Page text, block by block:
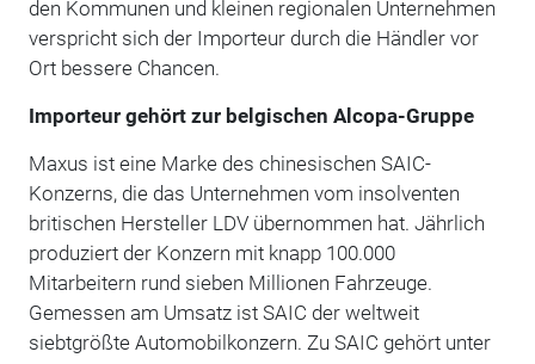
den Kommunen und kleinen regionalen Unternehmen
verspricht sich der Importeur durch die Händler vor
Ort bessere Chancen.
Importeur gehört zur belgischen Alcopa-Gruppe
Maxus ist eine Marke des chinesischen SAIC-
Konzerns, die das Unternehmen vom insolventen
britischen Hersteller LDV übernommen hat. Jährlich
produziert der Konzern mit knapp 100.000
Mitarbeitern rund sieben Millionen Fahrzeuge.
Gemessen am Umsatz ist SAIC der weltweit
siebtgrößte Automobilkonzern. Zu SAIC gehört unter